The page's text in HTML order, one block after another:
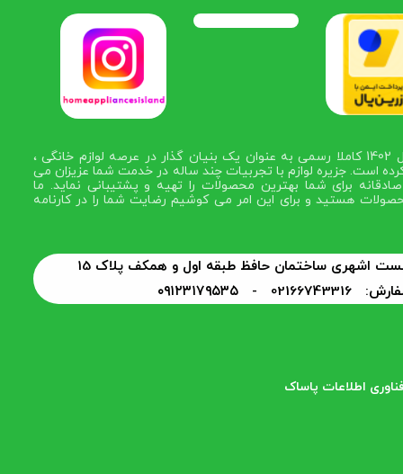
در سال 1402 کاملا رسمی به عنوان یک بنیان گذار در عرصه لوازم خانگی ،
است. جزیره لوازم با تجربیات چند ساله در خدمت شما عزیزان می
برای شما بهترین محصولات را تهیه و پشتیبانی نماید. ما
هستید و برای این امر می کوشیم رضایت شما را در کارنامه
اشهری ساختمان حافظ طبقه اول و همکف پلاک 15
-
۰۹۱۲۳۱۷۹۵۳۵
اطلاعات پاساک